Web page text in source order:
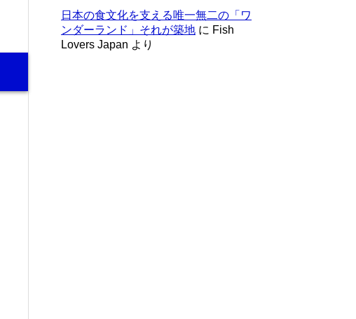
日本の食文化を支える唯一無二の「ワ
ンダーランド」それが築地 に Fish
Lovers Japan より